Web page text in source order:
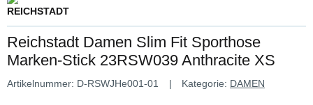
Reichstadt Damen Slim Fit Sporthose
Marken-Stick 23RSW039 Anthracite XS
Artikelnummer: D-RSWJHe001-01 Kategorie: DAMEN